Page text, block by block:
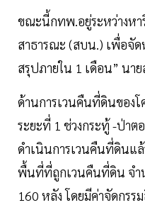
ขณะนี้กทพ.อยู่ระหว่างห
สาธารณะ (สบน.) เพื่อจัด
สรุปภายใน 1 เดือน” นา
ด้านการเวนคืนที่ดินของโ
ระยะที่ 1 ช่วงกระทู้ -ป่าต
ดำเนินการเวนคืนที่ดินแ
พื้นที่ที่ถูกเวนคืนที่ดิน จำ
160 หลัง โดยมีค่าจัดกร